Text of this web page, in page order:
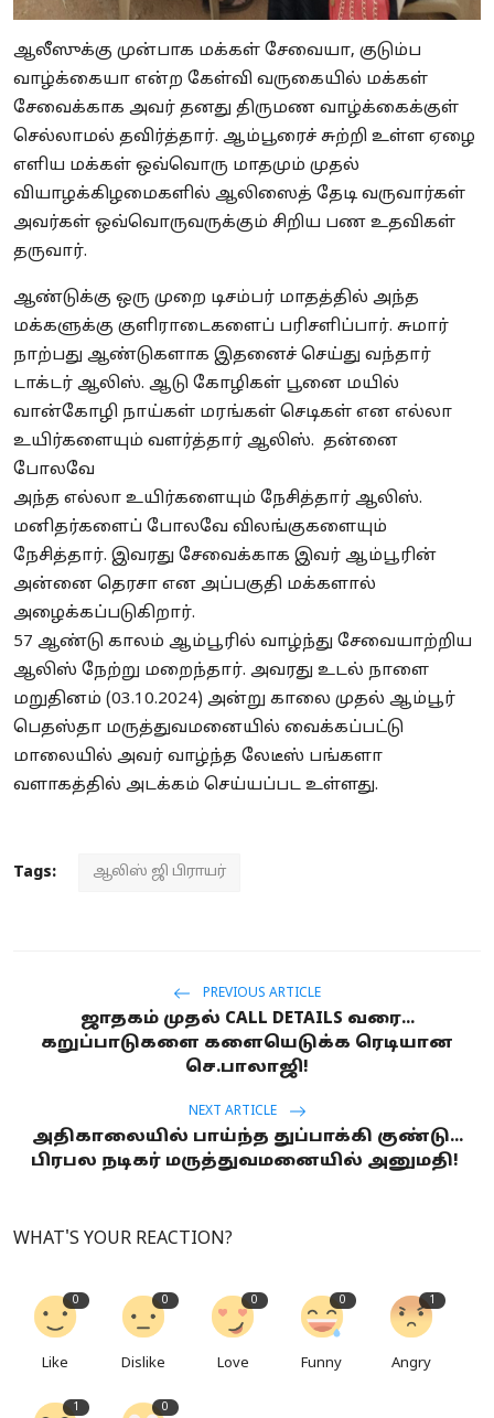
ஆலீஸுக்கு முன்பாக மக்கள் சேவையா, குடும்ப
வாழ்க்கையா என்ற கேள்வி வருகையில் மக்கள்
சேவைக்காக அவர் தனது திருமண வாழ்க்கைக்குள்
செல்லாமல் தவிர்த்தார். ஆம்பூரைச் சுற்றி உள்ள ஏழை
எளிய மக்கள் ஒவ்வொரு மாதமும் முதல்
வியாழக்கிழமைகளில் ஆலிஸைத் தேடி வருவார்கள்
அவர்கள் ஒவ்வொருவருக்கும் சிறிய பண உதவிகள்
தருவார்.
ஆண்டுக்கு ஒரு முறை டிசம்பர் மாதத்தில் அந்த
மக்களுக்கு குளிராடைகளைப் பரிசளிப்பார். சுமார்
நாற்பது ஆண்டுகளாக இதனைச் செய்து வந்தார்
டாக்டர் ஆலிஸ். ஆடு கோழிகள் பூனை மயில்
வான்கோழி நாய்கள் மரங்கள் செடிகள் என எல்லா
உயிர்களையும் வளர்த்தார் ஆலிஸ். தன்னை
போலவே
அந்த எல்லா உயிர்களையும் நேசித்தார் ஆலிஸ்.
மனிதர்களைப் போலவே விலங்குகளையும்
நேசித்தார். இவரது சேவைக்காக இவர் ஆம்பூரின்
அன்னை தெரசா என அப்பகுதி மக்களால்
அழைக்கப்படுகிறார்.
57 ஆண்டு காலம் ஆம்பூரில் வாழ்ந்து சேவையாற்றிய
ஆலிஸ் நேற்று மறைந்தார். அவரது உடல் நாளை
மறுதினம் (03.10.2024) அன்று காலை முதல் ஆம்பூர்
பெதஸ்தா மருத்துவமனையில் வைக்கப்பட்டு
மாலையில் அவர் வாழ்ந்த லேடீஸ் பங்களா
வளாகத்தில் அடக்கம் செய்யப்பட உள்ளது.
Tags: ஆலிஸ் ஜி பிராயர்
PREVIOUS ARTICLE
ஜாதகம் முதல் CALL DETAILS வரை...
கறுப்பாடுகளை களையெடுக்க ரெடியான
செ.பாலாஜி!
NEXT ARTICLE
அதிகாலையில் பாய்ந்த துப்பாக்கி குண்டு...
பிரபல நடிகர் மருத்துவமனையில் அனுமதி!
WHAT'S YOUR REACTION?
0
Like
0
Dislike
0
Love
0
Funny
1
Angry
1 0